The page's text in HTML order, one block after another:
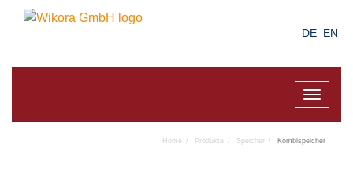
Skip
content
DE EN
Toggle
Home Produkte Speicher Kombispeicher